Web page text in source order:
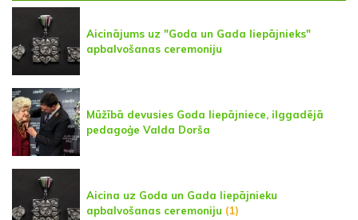
Aicinājums uz "Goda un Gada liepājnieks"
apbalvošanas ceremoniju
Mūžībā devusies Goda liepājniece, ilggadējā
pedagoģe Valda Dorša
Aicina uz Goda un Gada liepājnieku
apbalvošanas ceremoniju (1)